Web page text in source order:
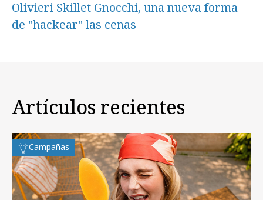
Olivieri Skillet Gnocchi, una nueva forma
de "hackear" las cenas
Artículos recientes
Campañas